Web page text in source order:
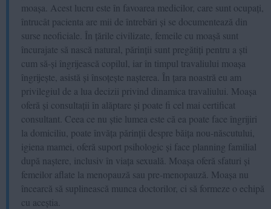
moașa. Acest lucru este în favoarea medicilor, care sunt ocupați,
întrucât pacienta are mii de întrebări și se documentează din
surse neoficiale. În țările civilizate, femeile cu moașă sunt
încurajate să nască natural, părinții sunt pregătiți pentru a ști
cum să-și îngrijească copilul, iar în timpul travaliului moașa
îngrijește, asistă și însoțește nașterea. În țara noastră eu am
privilegiul de a lua decizii privind dinamica travaliului. Moașa
oferă și consultații în alăptare și poate fi cel mai certificat
consultant. Ceea ce nu știe lumea este că ea poate face îngrijiri
la domiciliu, poate învăța părinții despre băița nou-născutului,
igiena mamei, oferă suport psihologic și face planning familial
după naștere, inclusiv în viața sexuală. Moașa oferă sfaturi și
femeilor aflate la menopauză sau pre-menopauză. Moașa nu
încearcă să suplinească munca doctorilor, ci să formeze o echipă
cu aceștia.